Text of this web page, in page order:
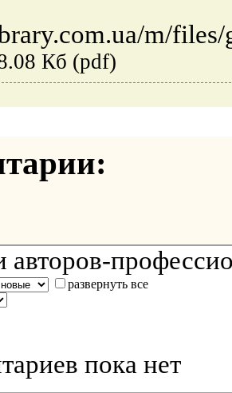
m/
Кб (pdf)
авторов-
развернуть все
пока нет